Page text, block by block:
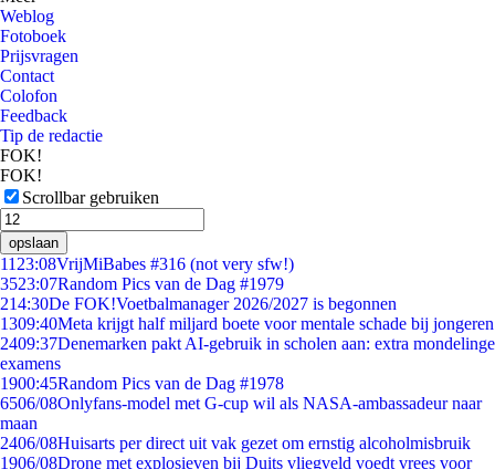
Weblog
Fotoboek
Prijsvragen
Contact
Colofon
Feedback
Tip de redactie
FOK!
FOK!
Scrollbar gebruiken
opslaan
11 23:08VrijMiBabes #316 (not very sfw!)
3523:07Random Pics van de Dag #1979
214:30De FOK!Voetbalmanager 2026/2027 is begonnen
1309:40Meta krijgt half miljard boete voor mentale schade bij jongeren
2409:37Denemarken pakt AI-gebruik in scholen aan: extra mondelinge
examens
1900:45Random Pics van de Dag #1978
6506/08Onlyfans-model met G-cup wil als NASA-ambassadeur naar
maan
2406/08Huisarts per direct uit vak gezet om ernstig alcoholmisbruik
1906/08Drone met explosieven bij Duits vliegveld voedt vrees voor